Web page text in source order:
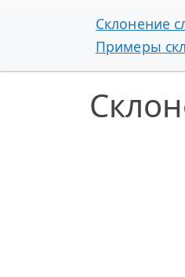
Склонение
Примеры